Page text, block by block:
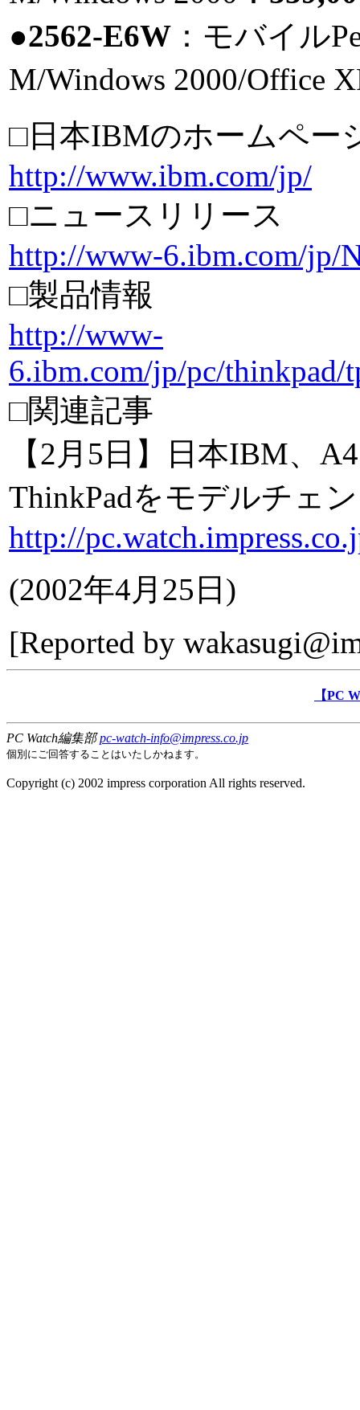
●2562-E6W ：モバイル
M/Windows 2000/Office
□日本IBMのホームペー
http://www.ibm.com/jp/
□ニュースリリース
http://www-6.ibm.com/jp/
□製品情報
http://www-
6.ibm.com/jp/pc/thinkpad/
□関連記事
【2月5日】日本IBM、
ThinkPadをモデルチェ
http://
(2002年4月25日 )
[Reported by
【PC
PC Watch編集部pc-watch-info@impress.co.jp
個別にご回答することはいたしかねます。
Copyright (c) 2002 impress corporation All rights reserved.